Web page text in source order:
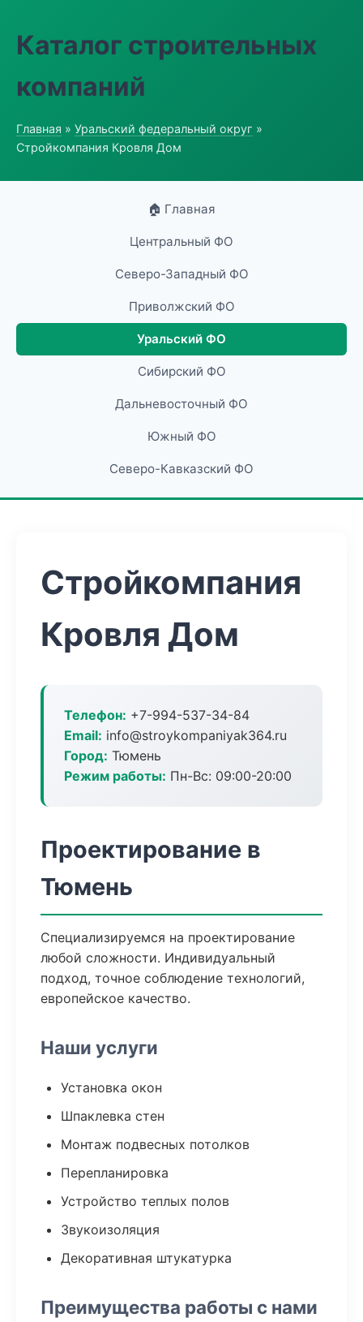
Каталог строительных
компаний
Главная » Уральский федеральный округ »
Стройкомпания Кровля Дом
🏠 Главная
Центральный ФО
Северо-Западный ФО
Приволжский ФО
Уральский ФО
Сибирский ФО
Дальневосточный ФО
Южный ФО
Северо-Кавказский ФО
Стройкомпания
Кровля Дом
Телефон: +7-994-537-34-84
Email: info@stroykompaniyak364.ru
Город: Тюмень
Режим работы: Пн-Вс: 09:00-20:00
Проектирование в
Тюмень
Специализируемся на проектирование
любой сложности. Индивидуальный
подход, точное соблюдение технологий,
европейское качество.
Наши услуги
Установка окон
Шпаклевка стен
Монтаж подвесных потолков
Перепланировка
Устройство теплых полов
Звукоизоляция
Декоративная штукатурка
Преимущества работы с нами